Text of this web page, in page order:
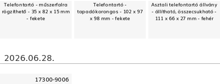
Telefontartó - műszerfalra
rögzíthető - 35 x 82 x 15 mm
- fekete
Telefontartó -
tapadókorongos - 102 x 97
x 98 mm - fekete
Asztali telefontartó állvány
- állítható, összecsukható -
111 x 66 x 27 mm - fehér
2026.06.28.
17300-9006